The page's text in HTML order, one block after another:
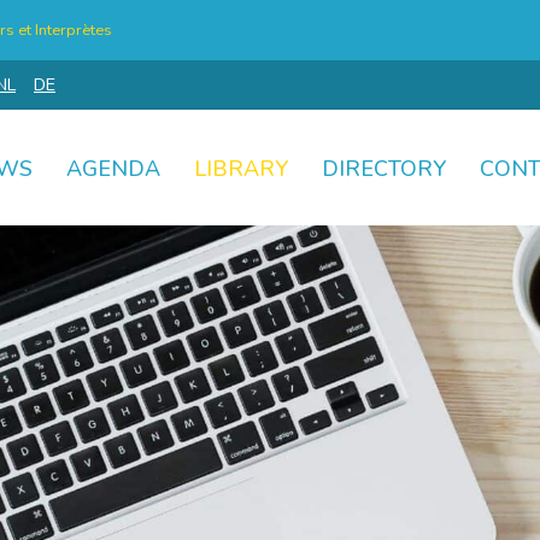
et Interprètes
DE
AGENDA LIBRARY DIRECTORY